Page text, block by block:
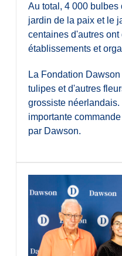
Au total, 4 000 bulbes
jardin de la paix et le
centaines d'autres ont
établissements et
La Fondation
tulipes et d'autres
grossiste
importante
par Dawson.